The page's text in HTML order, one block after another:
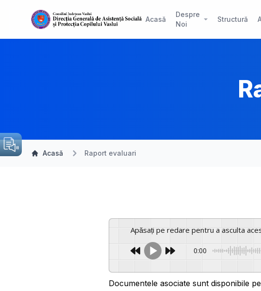
Acasă
Despre
Noi
Structură
Acasă Raport evaluari
Apăsați pe redare pentru a asculta
0:00
Documentele asociate sunt disponibile